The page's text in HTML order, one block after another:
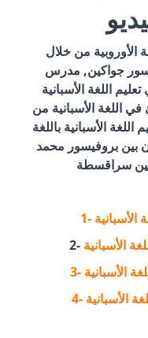
الأوروبية من خلال
جواكين, مدرس
من 25 سنة في تعليم اللغة الأسبانية
اللغة الأسبانية من
الأسبانية باللغة
بين بروفيسور محمد
سراقسطة
2- الأسبانية
الأسبانية
الأسبانية